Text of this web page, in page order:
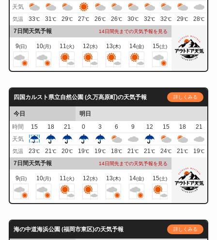
天気
気温 33℃ 31℃ 29℃ 27℃ 26℃ 26℃ 30℃ 32℃ 32℃ 29℃ 28℃
7日間天気予報 14日間先までの天気予報を見る
9(日) 10(月) 11(火) 12(水) 13(木) 14(金) 15(土)
四国カルスト県立自然公園 (久万高原町)の天気予報 詳しくみる
今日
明日
時間
15 18 21 0 3 6 9 12 15 18
21
天気
気温 23℃ 21℃ 20℃ 19℃ 19℃ 18℃ 21℃ 21℃ 24℃ 21℃ 19℃
7日間天気予報 14日間先までの天気予報を見る
9(日) 10(月) 11(火) 12(水) 13(木) 14(金) 15(土)
海の中道海浜公園 (福岡市東区)の天気予報 詳しくみる